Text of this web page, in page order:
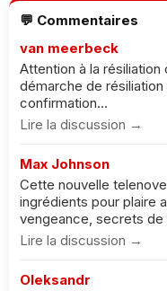
💬 Commentaires
van meerbeck
Attention à la
démarche de
confirmation...
Lire la discussion →
Max Johnson
Cette nouvelle
ingrédients pour plaire
vengeance, secrets de
Lire la discussion →
Oleksandr